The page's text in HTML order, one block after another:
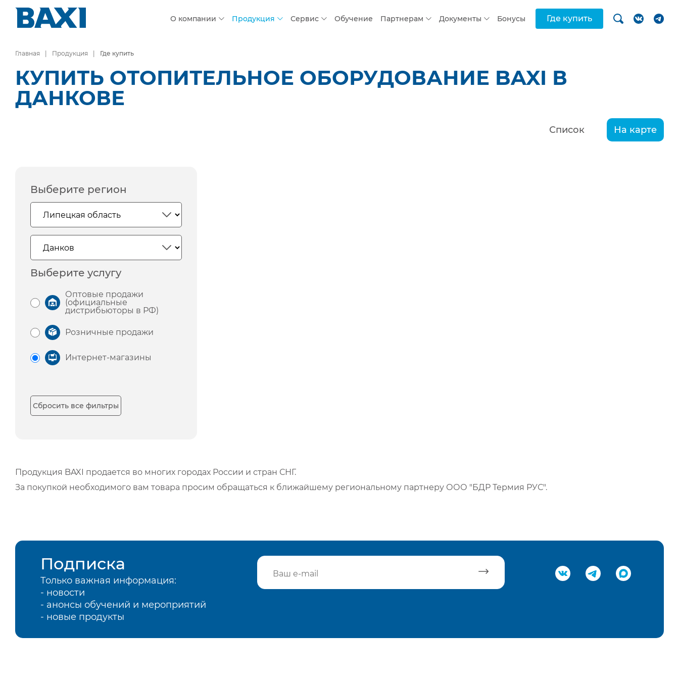
О компании Продукция Сервис Обучение Партнерам Документы Бонусы Где купить
Главная Продукция Где купить
КУПИТЬ ОТОПИТЕЛЬНОЕ ОБОРУДОВАНИЕ BAXI В
ДАНКОВЕ
Список На карте
Выберите регион
Выберите услугу
Оптовые продажи
(официальные
дистрибьюторы в РФ)
Розничные продажи
Интернет-магазины
Сбросить все фильтры
Продукция BAXI продается во многих городах России и стран СНГ.
За покупкой необходимого вам товара просим обращаться к ближайшему региональному партнеру ООО "БДР Термия РУС".
Подписка
Только важная информация:
- новости
- анонсы обучений и мероприятий
- новые продукты